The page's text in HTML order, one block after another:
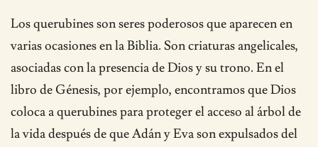
Los querubines son seres poderosos que aparecen en
varias ocasiones en la Biblia. Son criaturas angelicales,
asociadas con la presencia de Dios y su trono. En el
libro de Génesis, por ejemplo, encontramos que Dios
coloca a querubines para proteger el acceso al árbol de
la vida después de que Adán y Eva son expulsados del